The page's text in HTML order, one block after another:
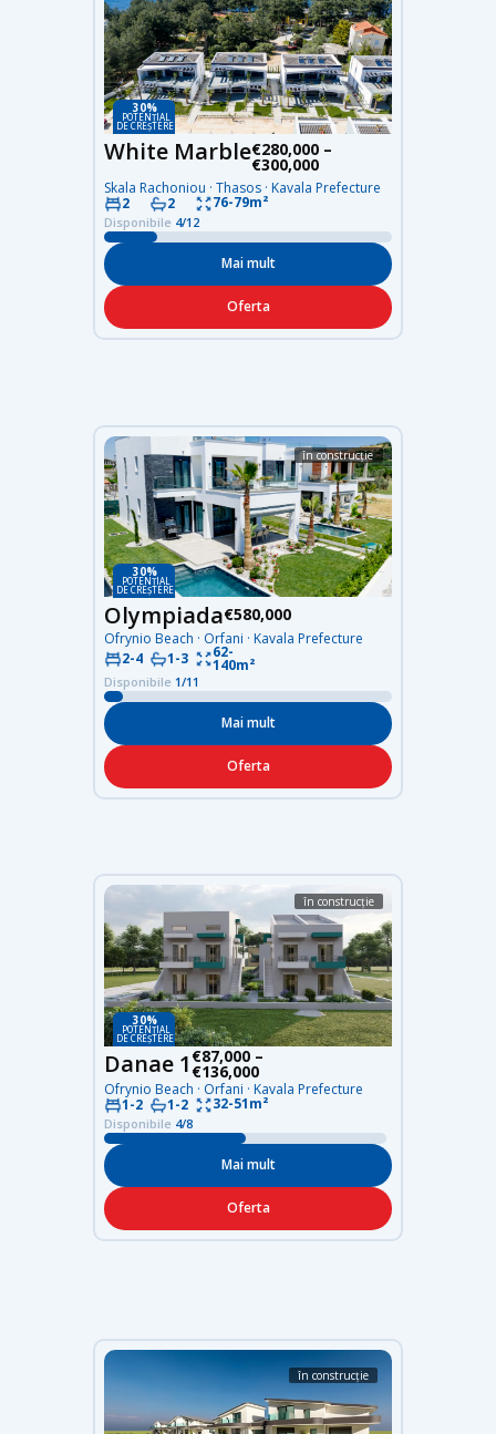
30%
DE CREȘTERE
POTENȚIAL
White Marble€280,000 –
€300,000
Skala Rachoniou · Thasos · Kavala Prefecture
2
2 76-79m²
Disponibile 4/12
Mai mult
Oferta
30%
DE CREȘTERE
POTENȚIAL
în construcție
Olympiada€580,000
Ofrynio Beach · Orfani · Kavala Prefecture
2-4
1-3 62-
140m²
Disponibile 1/11
Mai mult
Oferta
30%
DE CREȘTERE
POTENȚIAL
în construcție
Danae 1 €87,000 –
€136,000
Ofrynio Beach · Orfani · Kavala Prefecture
1-2
1-2 32-51m²
Disponibile 4/8
Mai mult
Oferta
în construcție